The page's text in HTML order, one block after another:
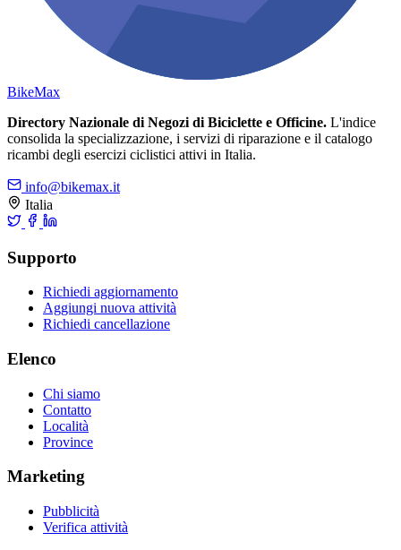
BikeMax
Directory Nazionale di Negozi di Biciclette e Officine. L'indice
consolida la specializzazione, i servizi di riparazione e il catalogo
ricambi degli esercizi ciclistici attivi in Italia.
info@bikemax.it
Italia
Supporto
Richiedi aggiornamento
Aggiungi nuova attività
Richiedi cancellazione
Elenco
Chi siamo
Contatto
Località
Province
Marketing
Pubblicità
Verifica attività